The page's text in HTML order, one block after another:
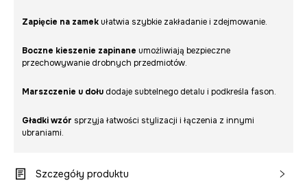
Zapięcie na zamek ułatwia szybkie zakładanie i zdejmowanie.
Boczne kieszenie zapinane umożliwiają bezpieczne
przechowywanie drobnych przedmiotów.
Marszczenie u dołu dodaje subtelnego detalu i podkreśla fason.
Gładki wzór sprzyja łatwości stylizacji i łączenia z innymi
ubraniami.
Szczegóły produktu